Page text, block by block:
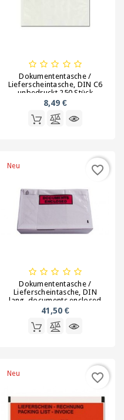
Dokumententasche /
Lieferscheintasche, DIN C6
unbedruckt 250 Stück
8,49 €
Neu
Dokumententasche /
Lieferscheintasche, DIN
lang, documents enclosed
1000 Stück
41,50 €
favorite_border
Neu favorite_border